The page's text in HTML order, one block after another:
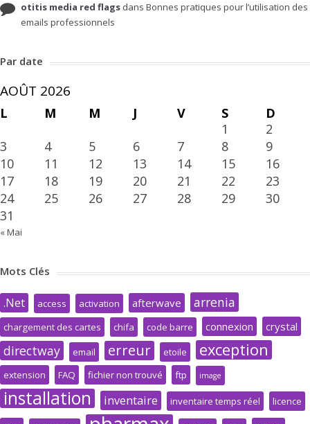
otitis media red flags dans Bonnes pratiques pour l’utilisation des
emails professionnels
Par date
AOÛT 2026
L M M J V S
D
1
2
3
4 5 6 7 8
9
10
11 12 13 14 15
16
17
18 19 20 21 22
23
24
25 26 27 28 29
30
31
« Mai
Mots Clés
.Net access activation afterwave arrenia
chargement des cartes chifa code barre connexion crystal
directway email erreur etoile exception
extension FAQ fichier non trouvé ftp image
installation inventaire inventaire temps réel licence